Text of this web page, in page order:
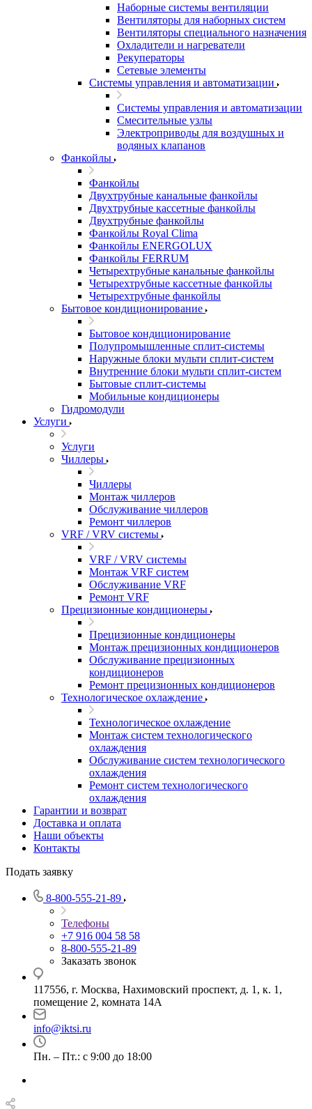
Наборные системы вентиляции
Вентиляторы для наборных систем
Вентиляторы специального назначения
Охладители и нагреватели
Рекуператоры
Сетевые элементы
Системы управления и автоматизации
Системы управления и автоматизации
Смесительные узлы
Электроприводы для воздушных и
водяных клапанов
Фанкойлы
Фанкойлы
Двухтрубные канальные фанкойлы
Двухтрубные кассетные фанкойлы
Двухтрубные фанкойлы
Фанкойлы Royal Clima
Фанкойлы ENERGOLUX
Фанкойлы FERRUM
Четырехтрубные канальные фанкойлы
Четырехтрубные кассетные фанкойлы
Четырехтрубные фанкойлы
Бытовое кондиционирование
Бытовое кондиционирование
Полупромышленные сплит-системы
Наружные блоки мульти сплит-систем
Внутренние блоки мульти сплит-систем
Бытовые сплит-системы
Мобильные кондиционеры
Гидромодули
Услуги
Услуги
Чиллеры
Чиллеры
Монтаж чиллеров
Обслуживание чиллеров
Ремонт чиллеров
VRF / VRV системы
VRF / VRV системы
Монтаж VRF систем
Обслуживание VRF
Ремонт VRF
Прецизионные кондиционеры
Прецизионные кондиционеры
Монтаж прецизионных кондиционеров
Обслуживание прецизионных
кондиционеров
Ремонт прецизионных кондиционеров
Технологическое охлаждение
Технологическое охлаждение
Монтаж систем технологического
охлаждения
Обслуживание систем технологического
охлаждения
Ремонт систем технологического
охлаждения
Гарантии и возврат
Доставка и оплата
Наши объекты
Контакты
Подать заявку
8-800-555-21-89
Телефоны
+7 916 004 58 58
8-800-555-21-89
Заказать звонок
117556, г. Москва, Нахимовский проспект, д. 1, к. 1,
помещение 2, комната 14А
info@iktsi.ru
Пн. – Пт.: с 9:00 до 18:00